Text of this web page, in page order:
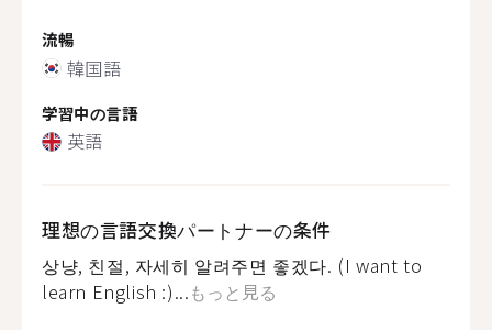
流暢
韓国語
学習中の言語
英語
理想の言語交換パートナーの条件
상냥, 친절, 자세히 알려주면 좋겠다. (I want to
learn English :)...もっと見る